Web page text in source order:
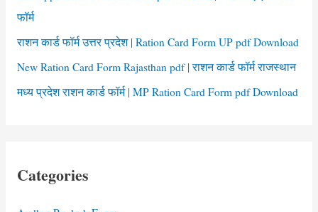
फॉर्म
राशन कार्ड फॉर्म उत्तर प्रदेश | Ration Card Form UP pdf Download
New Ration Card Form Rajasthan pdf | राशन कार्ड फॉर्म राजस्थान
मध्य प्रदेश राशन कार्ड फॉर्म | MP Ration Card Form pdf Download
Categories